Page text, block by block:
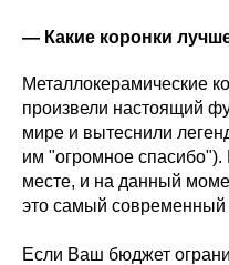
— Какие коронки
Металлокерамические
произвели настоящий
мире и вытеснили
им "огромное спасибо").
месте, и на данный
это самый современный
Если Ваш бюджет